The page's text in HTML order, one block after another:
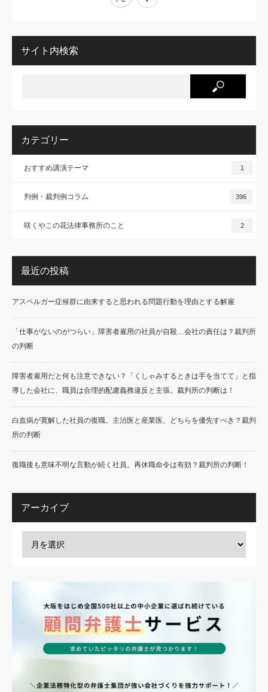
サイト内検索
カテゴリー
おすすめ講演テーマ 1
判例・裁判例コラム 396
咲くやこの花法律事務所のこと 2
最近の投稿
アスペルガー症候群に由来すると思われる問題行動を理由とする解雇
「仕事がないのがつらい」障害者雇用の社員が自殺…会社の責任は？裁判所
の判断
障害者雇用だと何も注意できない？「くしゃみするときは手を当てて」と指
導した会社に、職員は合理的配慮義務違反と主張。裁判所の判断は！
白血病が寛解した社員の復職。主治医と産業医、どちらを優先すべき？裁判
所の判断
復職後も意味不明な言動が続く社員。再休職命令は有効？裁判所の判断！
アーカイブ